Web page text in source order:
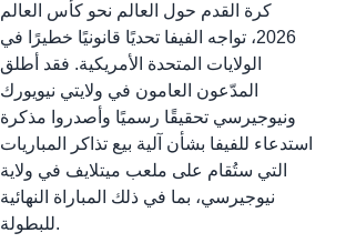
كرة القدم حول العالم نحو كأس العالم
2026، تواجه الفيفا تحديًا قانونيًا خطيرًا في
الولايات المتحدة الأمريكية. فقد أطلق
المدّعون العامون في ولايتي نيويورك
ونيوجيرسي تحقيقًا رسميًا وأصدروا مذكرة
استدعاء للفيفا بشأن آلية بيع تذاكر المباريات
التي ستُقام على ملعب ميتلايف في ولاية
نيوجيرسي، بما في ذلك المباراة النهائية
للبطولة.